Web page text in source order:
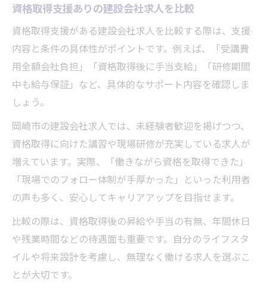
資格取得支援ありの建設会社求人を比較
資格取得支援がある建設会社求人を比較する際は、支援
内容と条件の具体性がポイントです。例えば、「受講費
用全額会社負担」「資格取得後に手当支給」「研修期間
中も給与保証」など、具体的なサポート内容を確認しま
しょう。
岡崎市の建設会社求人では、未経験者歓迎を掲げつつ、
資格取得に向けた講習や現場研修が充実している求人が
増えています。実際、「働きながら資格を取得できた」
「現場でのフォロー体制が手厚かった」といった利用者
の声も多く、安心してキャリアアップを目指せます。
比較の際は、資格取得後の昇給や手当の有無、年間休日
や残業時間などの待遇面も重要です。自分のライフスタ
イルや将来設計を考慮し、無理なく働ける求人を選ぶこ
とが大切です。